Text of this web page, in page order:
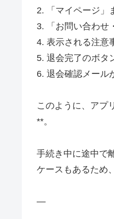
2. 「マイページ」
3. 「お問い合わせ
4. 表示される注意
5. 退会完了のボタ
6. 退会確認メール
このように、アプ
**。
手続き中に途中で
ケースもあるため
—